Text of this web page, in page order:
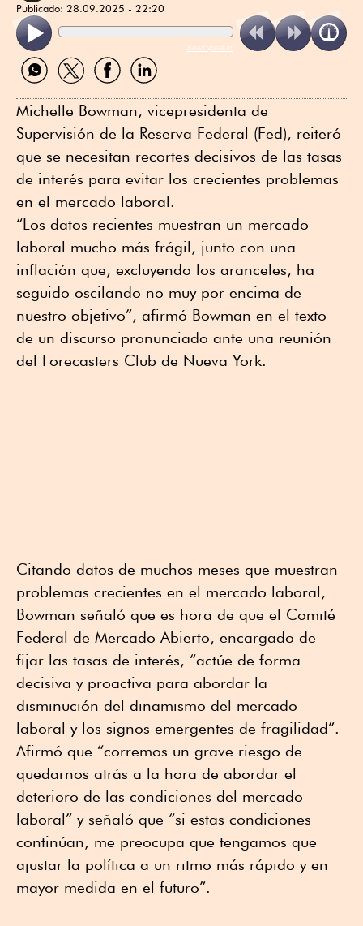
Publicado: 28.09.2025 - 22:20
ReadSpeaker
Compartir
por
Compartir
por
Compartir
por
Compartir
por
Michelle Bowman, vicepresidenta de
Supervisión de la Reserva Federal (Fed), reiteró
que se necesitan recortes decisivos de las tasas
de interés para evitar los crecientes problemas
en el mercado laboral.
“Los datos recientes muestran un mercado
laboral mucho más frágil, junto con una
inflación que, excluyendo los aranceles, ha
seguido oscilando no muy por encima de
nuestro objetivo”, afirmó Bowman en el texto
de un discurso pronunciado ante una reunión
del Forecasters Club de Nueva York.
Citando datos de muchos meses que muestran
problemas crecientes en el mercado laboral,
Bowman señaló que es hora de que el Comité
Federal de Mercado Abierto, encargado de
fijar las tasas de interés, “actúe de forma
decisiva y proactiva para abordar la
disminución del dinamismo del mercado
laboral y los signos emergentes de fragilidad”.
Afirmó que “corremos un grave riesgo de
quedarnos atrás a la hora de abordar el
deterioro de las condiciones del mercado
laboral” y señaló que “si estas condiciones
continúan, me preocupa que tengamos que
ajustar la política a un ritmo más rápido y en
mayor medida en el futuro”.